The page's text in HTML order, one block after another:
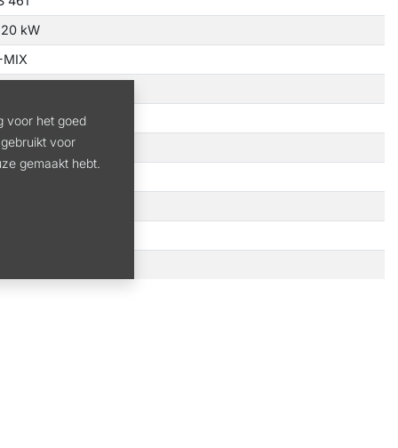
kW
kg
handgreep
voor het goed
voor
gemaakt hebt.